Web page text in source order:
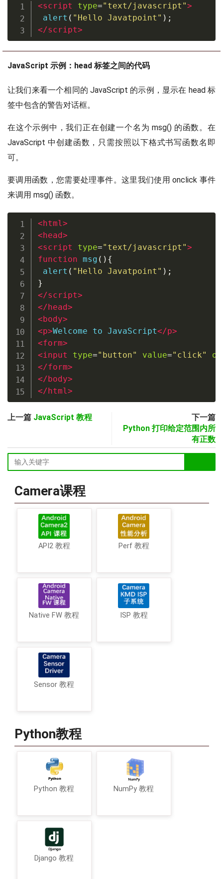
<script type=" text/javascript ">
alert ( "Hello Javatpoint" );
</script>
JavaScript 示例：head 标签之间的代码
让我们来看一个相同的 JavaScript 的示例，显示在 head 标
签中包含的警告对话框。
在这个示例中，我们正在创建一个名为 msg() 的函数。在
JavaScript 中创建函数，只需按照以下格式书写函数名即
可。
要调用函数，您需要处理事件。这里我们使用 onclick 事件
来调用 msg() 函数。
<html>
<head>
<script type=" text/javascript ">
function msg (){
alert ( "Hello Javatpoint" );
}
</script>
</head>
<body>
<p>Welcome to JavaScript</p>
<form>
<input type=" button" value=" click"
</form>
</body>
</html>
上一篇 JavaScript 教程
下一篇
Python 打印给定范围内所
有正数
Camera课程
API2 教程 Perf 教程
Native FW 教程 ISP 教程
Sensor 教程
Python教程
Python 教程 NumPy 教程
Django 教程